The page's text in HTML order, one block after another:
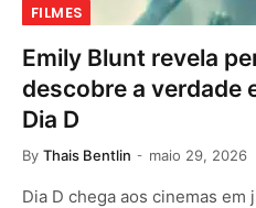
FILMES
Emily Blunt revela
descobre a verdade
Dia D
By Thais Bentlin maio 29, 2026
Dia D chega aos cinemas em